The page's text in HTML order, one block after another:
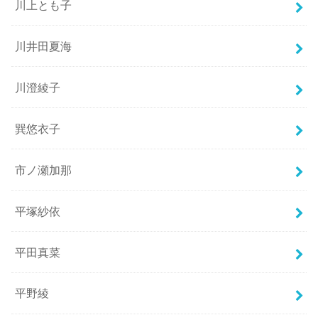
川上とも子
川井田夏海
川澄綾子
巽悠衣子
市ノ瀬加那
平塚紗依
平田真菜
平野綾